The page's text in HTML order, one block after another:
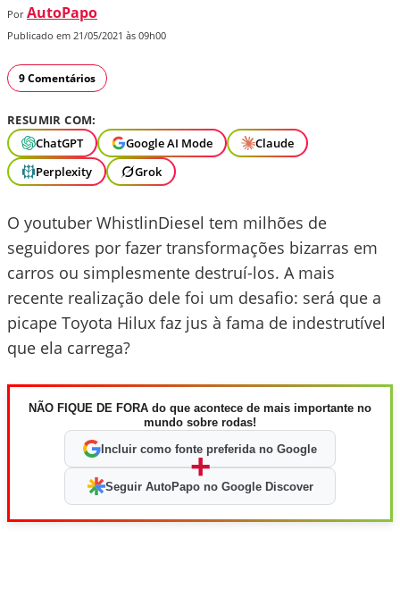
Por AutoPapo
Publicado em 21/05/2021 às 09h00
9 Comentários
RESUMIR COM:
ChatGPT
Google AI Mode
Claude
Perplexity
Grok
O youtuber WhistlinDiesel tem milhões de
seguidores por fazer transformações bizarras em
carros ou simplesmente destruí-los. A mais
recente realização dele foi um desafio: será que a
picape Toyota Hilux faz jus à fama de indestrutível
que ela carrega?
NÃO FIQUE DE FORA do que acontece de mais importante no
mundo sobre rodas!
Incluir como fonte preferida no Google
+
Seguir AutoPapo no Google Discover